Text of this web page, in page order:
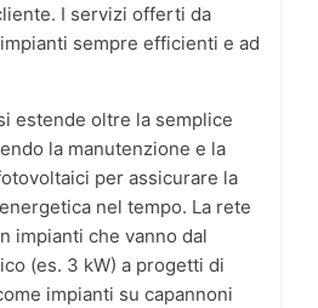
I servizi offerti da
sempre efficienti e ad
estende oltre la semplice
la manutenzione e la
per assicurare la
nel tempo. La rete
impianti che vanno dal
(es. 3 kW) a progetti di
impianti su capannoni